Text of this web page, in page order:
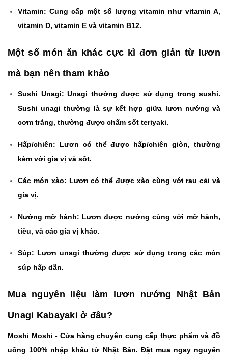
Vitamin: Cung cấp một số lượng vitamin như vitamin A,
vitamin D, vitamin E và vitamin B12.
Một số món ăn khác cực kì đơn giản từ lươn
mà bạn nên tham khảo
Sushi Unagi: Unagi thường được sử dụng trong sushi.
Sushi unagi thường là sự kết hợp giữa lươn nướng và
cơm trắng, thường được chấm sốt teriyaki.
Hấp/chiên: Lươn có thể được hấp/chiên giòn, thường
kèm với gia vị và sốt.
Các món xào: Lươn có thể được xào cùng với rau cải và
gia vị.
Nướng mỡ hành: Lươn được nướng cùng với mỡ hành,
tiêu, và các gia vị khác.
Súp: Lươn unagi thường được sử dụng trong các món
súp hấp dẫn.
Mua nguyên liệu làm lươn nướng Nhật Bản
Unagi Kabayaki ở đâu?
Moshi Moshi - Cửa hàng chuyên cung cấp thực phẩm và đồ
uống 100% nhập khẩu từ Nhật Bản. Đặt mua ngay nguyên